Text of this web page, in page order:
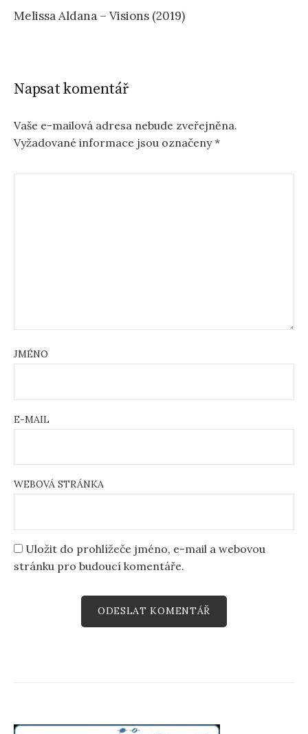
Melissa Aldana – Visions (2019)
Napsat komentář
Vaše e-mailová adresa nebude zveřejněna.
Vyžadované informace jsou označeny*
JMÉNO
E-MAIL
WEBOVÁ STRÁNKA
Uložit do prohlížeče jméno, e-mail a webovou
stránku pro budoucí komentáře.